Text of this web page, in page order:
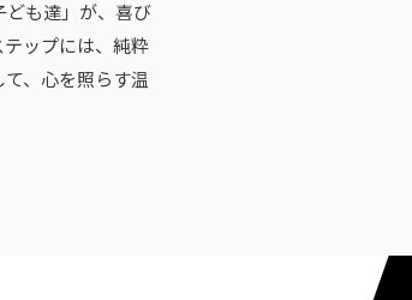
ども達」が、喜び
ップには、純粋
、心を照らす温